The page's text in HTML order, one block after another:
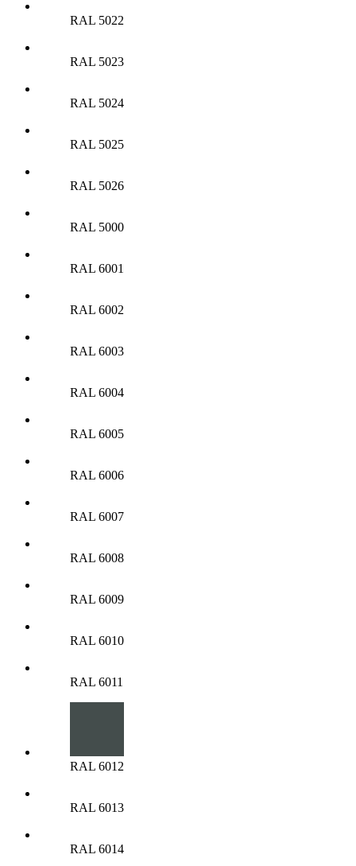
RAL 5022
RAL 5023
RAL 5024
RAL 5025
RAL 5026
RAL 5000
RAL 6001
RAL 6002
RAL 6003
RAL 6004
RAL 6005
RAL 6006
RAL 6007
RAL 6008
RAL 6009
RAL 6010
RAL 6011
RAL 6012
RAL 6013
RAL 6014